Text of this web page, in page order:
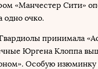
«Манчестер Сити»
одно очко.
принимала
Юргена Клоппа
Особую изюминку